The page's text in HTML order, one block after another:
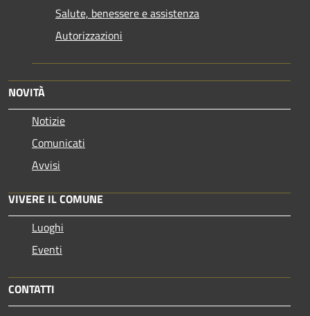
Salute, benessere e assistenza
Autorizzazioni
NOVITÀ
Notizie
Comunicati
Avvisi
VIVERE IL COMUNE
Luoghi
Eventi
CONTATTI